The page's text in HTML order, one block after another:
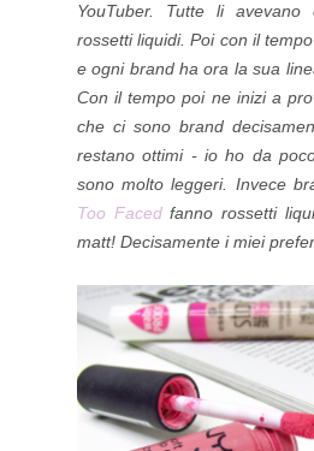
YouTuber. Tutte li
rossetti liquidi. Poi con il
e ogni brand ha ora la sua
Con il tempo poi ne inizi a
che ci sono brand
restano ottimi - io ho da
sono molto leggeri. Invece
Too Facedfanno rossetti
matt! Decisamente i miei